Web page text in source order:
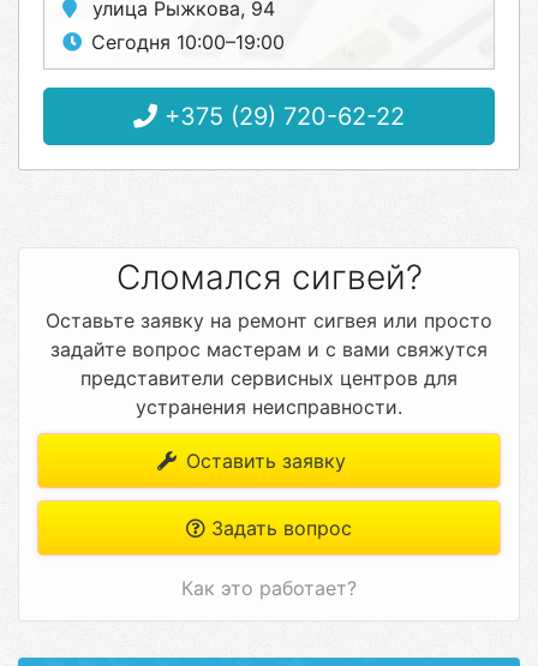
улица Рыжкова, 94
Сегодня 10:00–19:00
+375 (29) 720-62-22
Сломался сигвей?
Оставьте заявку на ремонт сигвея или просто
задайте вопрос мастерам и с вами свяжутся
представители сервисных центров для
устранения неисправности.
Оставить заявку
Задать вопрос
Как это работает?